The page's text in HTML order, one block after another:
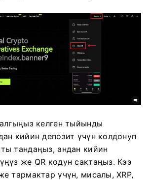
келген тыйынды
кийин депозит үчүн колдонуп
тандаңыз, андан кийин
же QR кодун сактаңыз. Кээ
тармактар ​​үчүн, мисалы, XRP,